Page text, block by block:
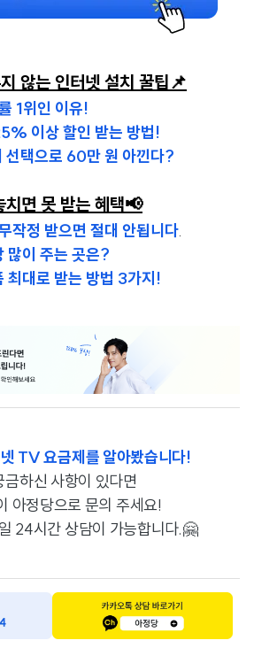
않는 인터넷 설치 꿀팁📌
1위인 이유!
이상 할인 받는 방법!
선택으로 60만 원 아낀다?
치면 못 받는 혜택📢
작정 받으면 절대 안됩니다.
많이 주는 곳은?
최대로 받는 방법 3가지!
TV 요금제를 알아봤습니다!
금하신 사항이 있다면
아정당으로 문의 주세요!
24시간 상담이 가능합니다.🤗